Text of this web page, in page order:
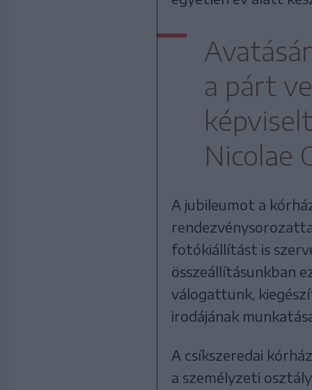
a párt
Nicolae
A jubileumot a
fotókiállítást is
összeállításunkban
válogattunk,
irodájának
A csíkszeredai
a személyzeti